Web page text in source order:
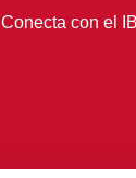
Conecta con el